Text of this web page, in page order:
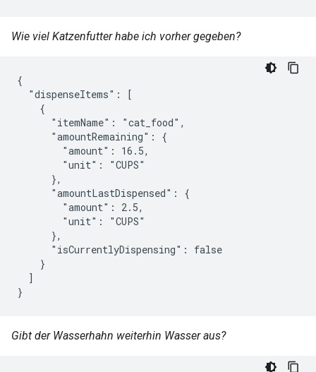
Wie viel Katzenfutter habe ich vorher gegeben?
{
  "dispenseItems": [
    {
      "itemName": "cat_food",
      "amountRemaining": {
        "amount": 16.5,
        "unit": "CUPS"
      },
      "amountLastDispensed": {
        "amount": 2.5,
        "unit": "CUPS"
      },
      "isCurrentlyDispensing": false
    }
  ]
}
Gibt der Wasserhahn weiterhin Wasser aus?